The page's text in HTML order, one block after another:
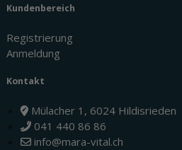
Kundenbereich
Registrierung
Anmeldung
Kontakt
Mülacher 1, 6024 Hildisrieden
041 440 86 86
info@mara-vital.ch